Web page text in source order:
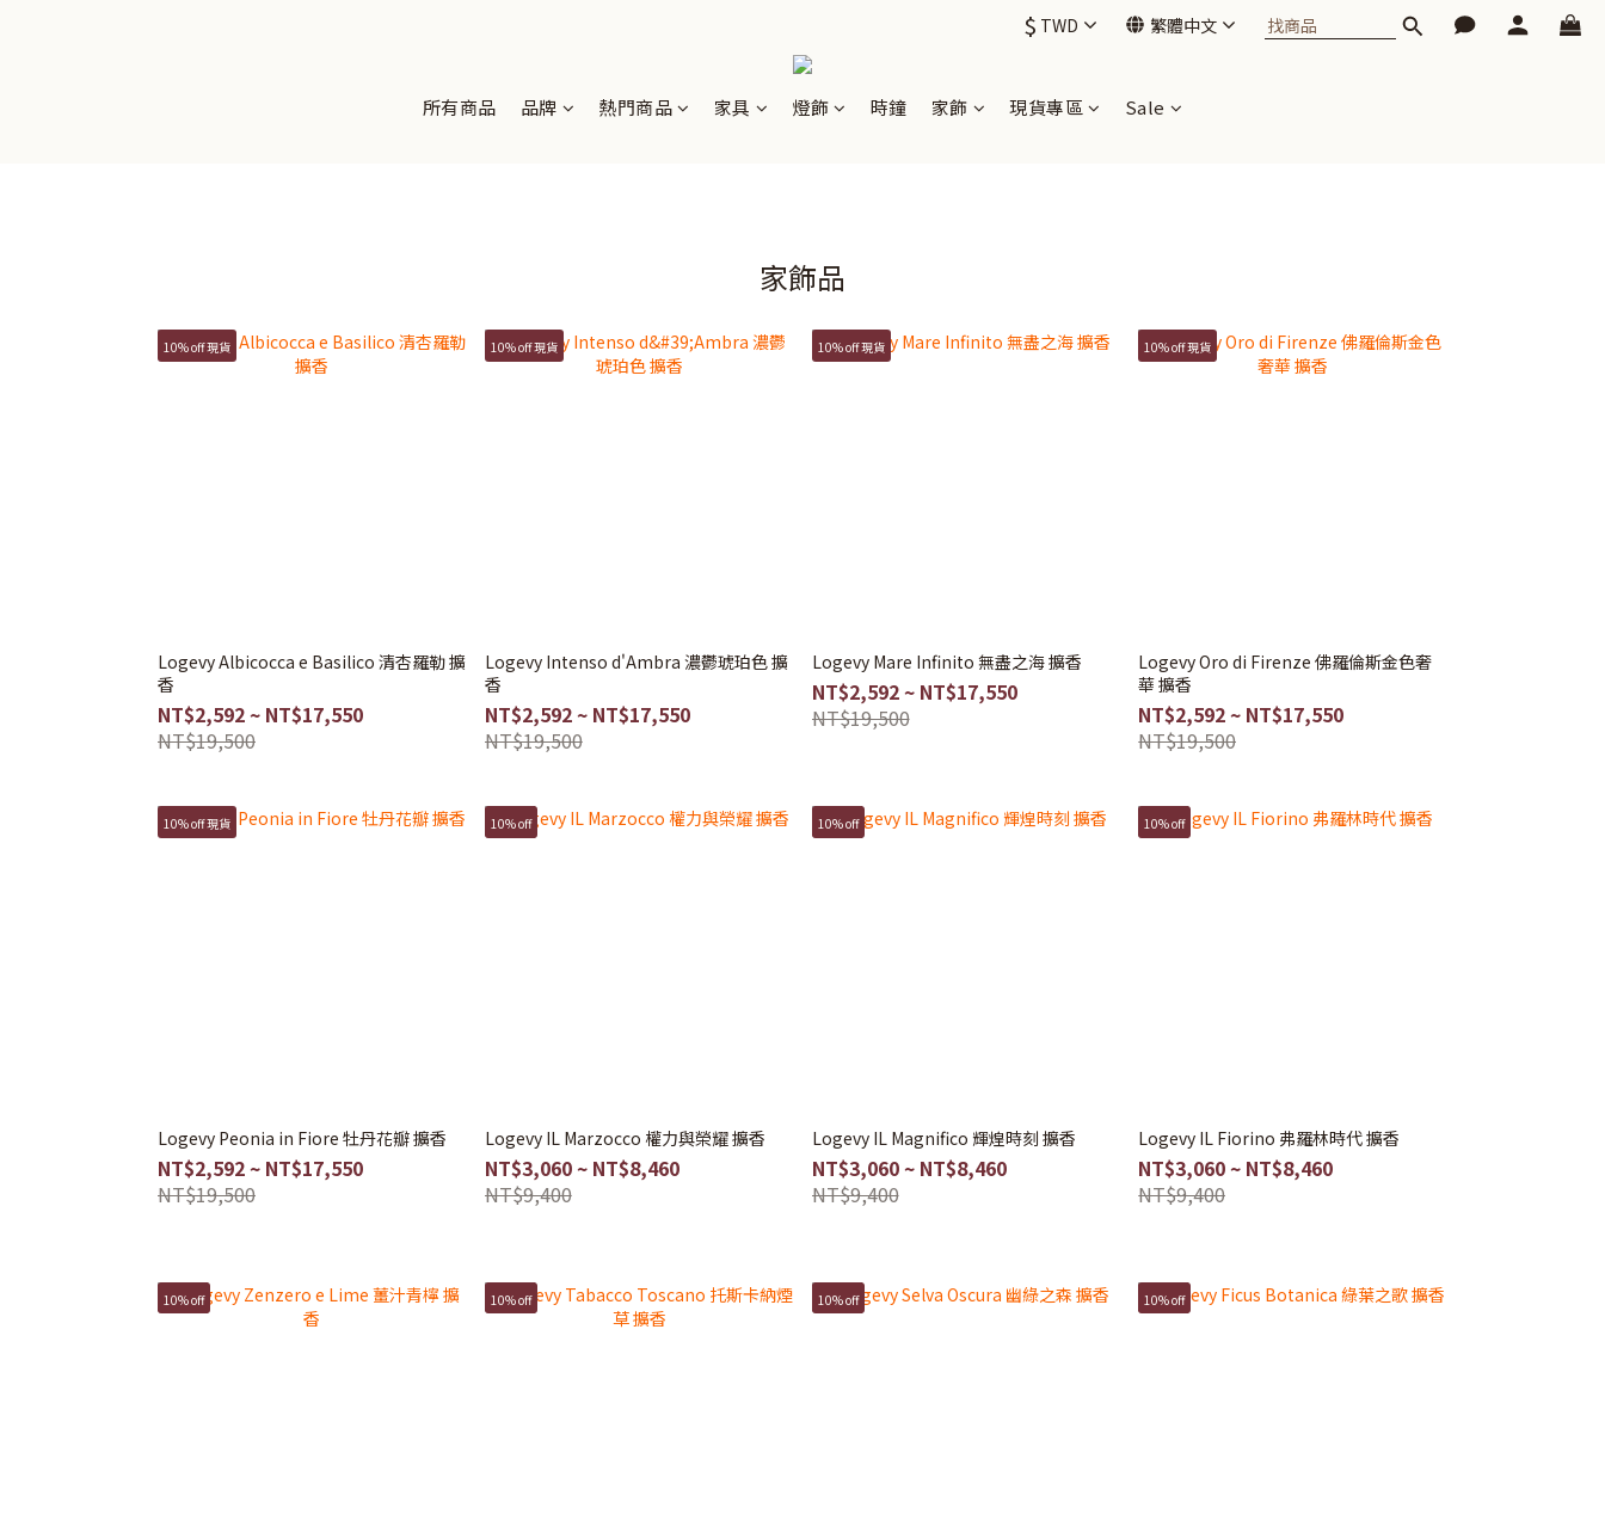
$ TWD 繁體中文
所有商品 品牌 熱門商品 家具 燈飾 時鐘 家飾 現貨專區 Sale
家飾品
10% off 現貨
Logevy Albicocca e Basilico 清杏羅勒 擴
香
NT$2,592 ~ NT$17,550
NT$19,500
10% off 現貨
Logevy Intenso d'Ambra 濃鬱琥珀色 擴
香
NT$2,592 ~ NT$17,550
NT$19,500
10% off 現貨
Logevy Mare Infinito 無盡之海 擴香
NT$2,592 ~ NT$17,550
NT$19,500
10% off 現貨
Logevy Oro di Firenze 佛羅倫斯金色奢
華 擴香
NT$2,592 ~ NT$17,550
NT$19,500
10% off 現貨
Logevy Peonia in Fiore 牡丹花瓣 擴香
NT$2,592 ~ NT$17,550
NT$19,500
10% off
Logevy IL Marzocco 權力與榮耀 擴香
NT$3,060 ~ NT$8,460
NT$9,400
10% off
Logevy IL Magnifico 輝煌時刻 擴香
NT$3,060 ~ NT$8,460
NT$9,400
10% off
Logevy IL Fiorino 弗羅林時代 擴香
NT$3,060 ~ NT$8,460
NT$9,400
10% off 10% off 10% off 10% off